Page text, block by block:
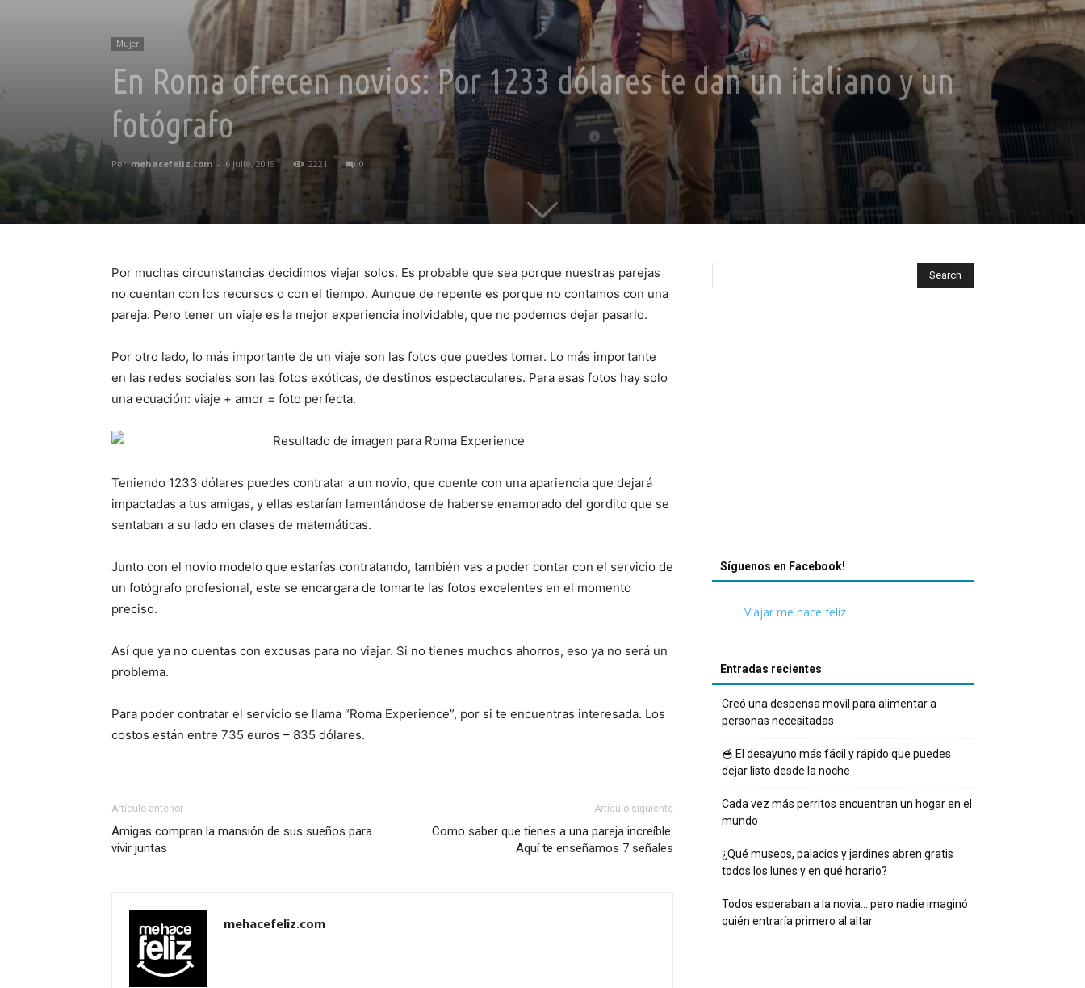
Mujer
En Roma ofrecen novios: Por 1233 dólares te dan un italiano y un
fotógrafo
Por mehacefeliz.com - 6 julio, 2019 2221 0
Por muchas circunstancias decidimos viajar solos. Es probable que sea porque nuestras parejas
no cuentan con los recursos o con el tiempo. Aunque de repente es porque no contamos con una
pareja. Pero tener un viaje es la mejor experiencia inolvidable, que no podemos dejar pasarlo.
Por otro lado, lo más importante de un viaje son las fotos que puedes tomar. Lo más importante
en las redes sociales son las fotos exóticas, de destinos espectaculares. Para esas fotos hay solo
una ecuación: viaje + amor = foto perfecta.
Teniendo 1233 dólares puedes contratar a un novio, que cuente con una apariencia que dejará
impactadas a tus amigas, y ellas estarían lamentándose de haberse enamorado del gordito que se
sentaban a su lado en clases de matemáticas.
Junto con el novio modelo que estarías contratando, también vas a poder contar con el servicio de
un fotógrafo profesional, este se encargara de tomarte las fotos excelentes en el momento
preciso.
Así que ya no cuentas con excusas para no viajar. Si no tienes muchos ahorros, eso ya no será un
problema.
Para poder contratar el servicio se llama “Roma Experience”, por si te encuentras interesada. Los
costos están entre 735 euros – 835 dólares.
Artículo anterior
Amigas compran la mansión de sus sueños para
vivir juntas
Artículo siguiente
Como saber que tienes a una pareja increíble:
Aquí te enseñamos 7 señales
mehacefeliz.com
Síguenos en Facebook!
Viajar me hace feliz
Entradas recientes
Creó una despensa movil para alimentar a
personas necesitadas
🥣 El desayuno más fácil y rápido que puedes
dejar listo desde la noche
Cada vez más perritos encuentran un hogar en el
mundo
¿Qué museos, palacios y jardines abren gratis
todos los lunes y en qué horario?
Todos esperaban a la novia… pero nadie imaginó
quién entraría primero al altar